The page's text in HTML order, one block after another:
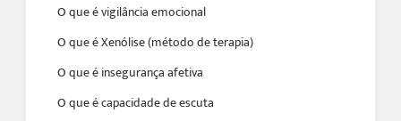
O que é vigilância emocional
O que é Xenólise (método de terapia)
O que é insegurança afetiva
O que é capacidade de escuta